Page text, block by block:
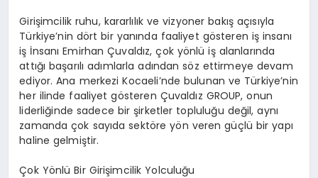
Girişimcilik ruhu, kararlılık ve vizyoner bakış açısıyla
Türkiye’nin dört bir yanında faaliyet gösteren iş insanı
iş İnsanı Emirhan Çuvaldız, çok yönlü iş alanlarında
attığı başarılı adımlarla adından söz ettirmeye devam
ediyor. Ana merkezi Kocaeli’nde bulunan ve Türkiye’nin
her ilinde faaliyet gösteren Çuvaldız GROUP, onun
liderliğinde sadece bir şirketler topluluğu değil, aynı
zamanda çok sayıda sektöre yön veren güçlü bir yapı
haline gelmiştir.
Çok Yönlü Bir Girişimcilik Yolculuğu